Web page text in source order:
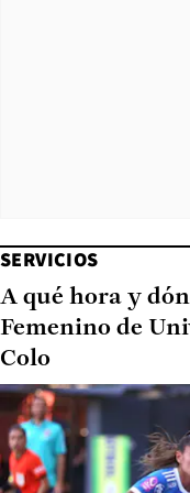
SERVICIOS
A qué hora y
Femenino de
Colo